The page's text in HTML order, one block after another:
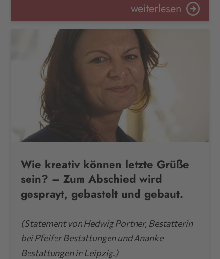
weiterlesen
Wie kreativ können letzte Grüße
sein? – Zum Abschied wird
gesprayt, gebastelt und gebaut.
(Statement von Hedwig Portner, Bestatterin
bei Pfeifer Bestattungen und Ananke
Bestattungen in Leipzig.)